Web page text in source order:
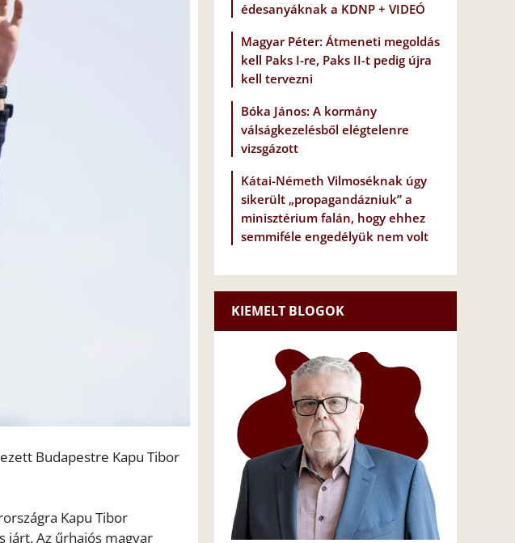
Budapestre Kapu Tibor
Kapu Tibor
járt. Az űrhajós magyar
édesanyáknak a KDNP + VIDEÓ
Magyar Péter: Átmeneti megoldás
kell Paks I-re, Paks II-t pedig újra
kell tervezni
Bóka János: A kormány
válságkezelésből elégtelenre
vizsgázott
Kátai-Németh Vilmoséknak úgy
sikerült „propagandázniuk” a
minisztérium falán, hogy ehhez
semmiféle engedélyük nem volt
KIEMELT BLOGOK